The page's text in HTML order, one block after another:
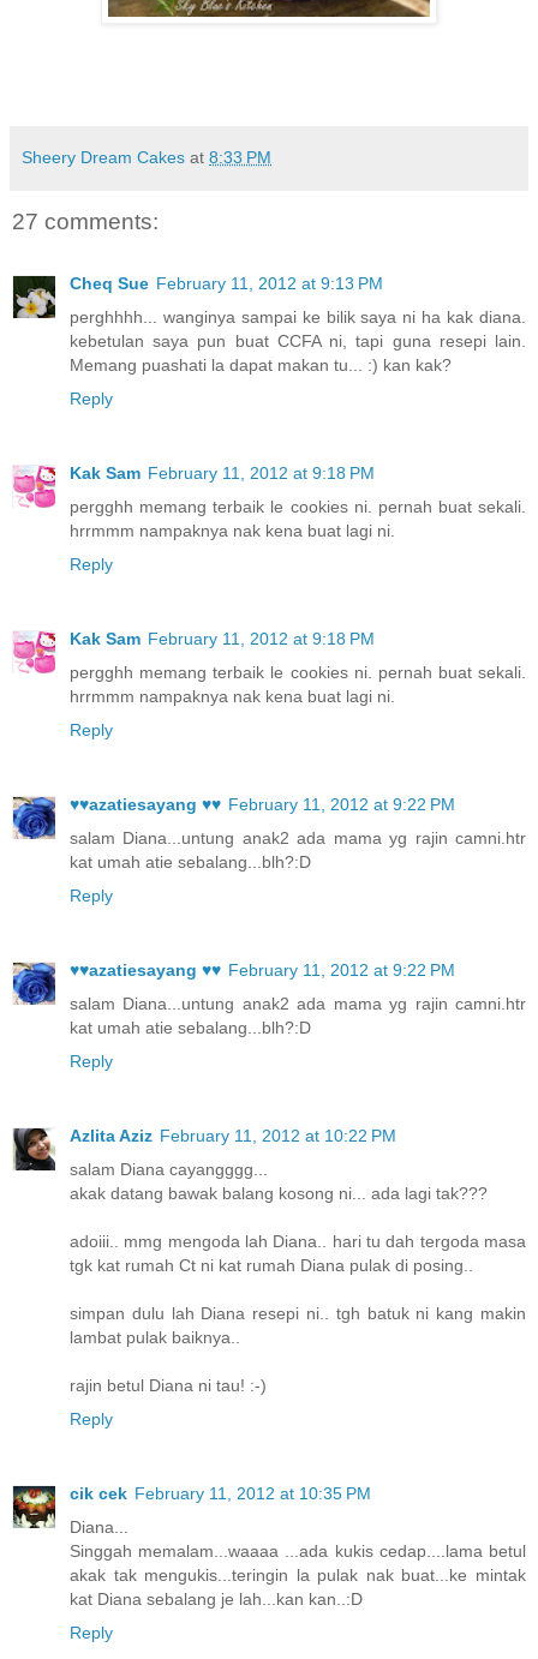
Sheery Dream Cakes at 8:33 PM
27 comments:
Cheq Sue February 11, 2012 at 9:13 PM
perghhhh... wanginya sampai ke bilik saya ni ha kak diana.
kebetulan saya pun buat CCFA ni, tapi guna resepi lain.
Memang puashati la dapat makan tu... :) kan kak?
Reply
Kak Sam February 11, 2012 at 9:18 PM
pergghh memang terbaik le cookies ni. pernah buat sekali.
hrrmmm nampaknya nak kena buat lagi ni.
Reply
Kak Sam February 11, 2012 at 9:18 PM
pergghh memang terbaik le cookies ni. pernah buat sekali.
hrrmmm nampaknya nak kena buat lagi ni.
Reply
♥♥azatiesayang ♥♥ February 11, 2012 at 9:22 PM
salam Diana...untung anak2 ada mama yg rajin camni.htr
kat umah atie sebalang...blh?:D
Reply
♥♥azatiesayang ♥♥ February 11, 2012 at 9:22 PM
salam Diana...untung anak2 ada mama yg rajin camni.htr
kat umah atie sebalang...blh?:D
Reply
Azlita Aziz February 11, 2012 at 10:22 PM
salam Diana cayangggg...
akak datang bawak balang kosong ni... ada lagi tak???
adoiii.. mmg mengoda lah Diana.. hari tu dah tergoda masa
tgk kat rumah Ct ni kat rumah Diana pulak di posing..
simpan dulu lah Diana resepi ni.. tgh batuk ni kang makin
lambat pulak baiknya..
rajin betul Diana ni tau! :-)
Reply
cik cek February 11, 2012 at 10:35 PM
Diana...
Singgah memalam...waaaa ...ada kukis cedap....lama betul
akak tak mengukis...teringin la pulak nak buat...ke mintak
kat Diana sebalang je lah...kan kan..:D
Reply